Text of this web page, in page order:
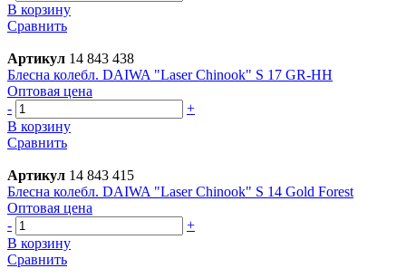
В корзину
Сравнить
Артикул 14 843 438
Блесна колебл. DAIWA "Laser Chinook" S 17 GR-НH
Оптовая цена
-
+
В корзину
Сравнить
Артикул 14 843 415
Блесна колебл. DAIWA "Laser Chinook" S 14 Gold Forest
Оптовая цена
-
+
В корзину
Сравнить